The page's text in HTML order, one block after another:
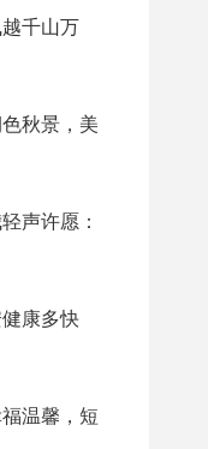
千山万
秋景，美
声许愿：
康多快
温馨，短